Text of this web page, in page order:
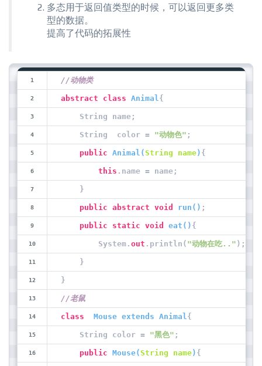
多态用于返回值类型的时候，可以返回更多类
型的数据。
提高了代码的拓展性
//动物类
abstract class Animal{
    String name;
    String  color =
"动物色" ;
public Animal (String name) {
this .name = name;
    }
public abstract void run ( ) ;
public static void eat ( ) {
        System.
out .println( "动物在吃.." );
    }
}
//老鼠
class Mouse extends Animal{
    String color =
"黑色" ;
public Mouse(String name) {